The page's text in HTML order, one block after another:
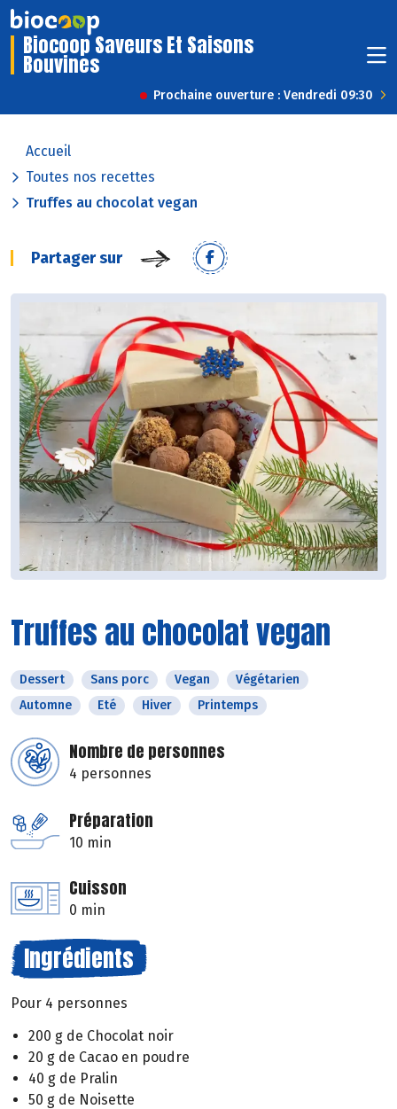
Biocoop Saveurs Et Saisons
Bouvines
Prochaine ouverture : Vendredi 09:30
Accueil
Toutes nos recettes
Truffes au chocolat vegan
Partager sur
Truffes au chocolat vegan
Dessert Sans porc Vegan
Végétarien
Automne
Eté Hiver Printemps
Nombre de personnes
4 personnes
Préparation
10 min
Cuisson
0 min
Ingrédients
Pour 4 personnes
200 g de Chocolat noir
20 g de Cacao en poudre
40 g de Pralin
50 g de Noisette